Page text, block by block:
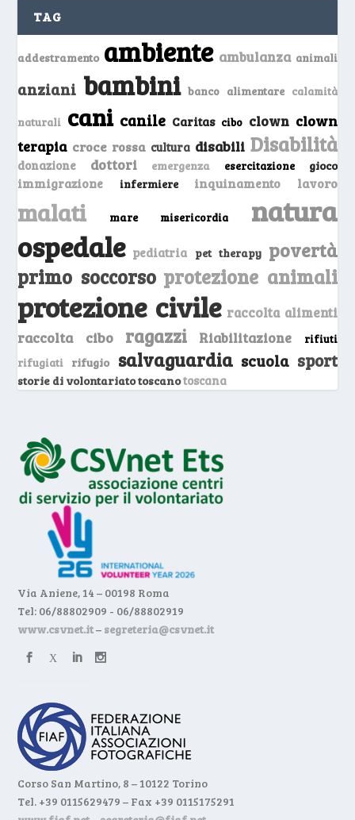
TAG
addestramento ambiente ambulanza animali
anziani bambini banco alimentare calamità
naturali cani canile Caritas cibo clown clown
terapia croce rossa cultura disabili Disabilità
donazione dottori emergenza esercitazione gioco
immigrazione infermiere inquinamento lavoro
malati mare misericordia natura
ospedale pediatria pet therapy povertà
primo soccorso protezione animali
protezione civile raccolta alimenti
raccolta cibo ragazzi Riabilitazione
rifiuti
rifugiati
rifugio salvaguardia scuola sport
storie di volontariato toscanotoscana
Via Aniene, 14 – 00198 Roma
Tel: 06/88802909 - 06/88802919
www.csvnet.it– segreteria@csvnet.it
Corso San Martino, 8 – 10122 Torino
Tel. +39 0115629479 – Fax +39 0115175291